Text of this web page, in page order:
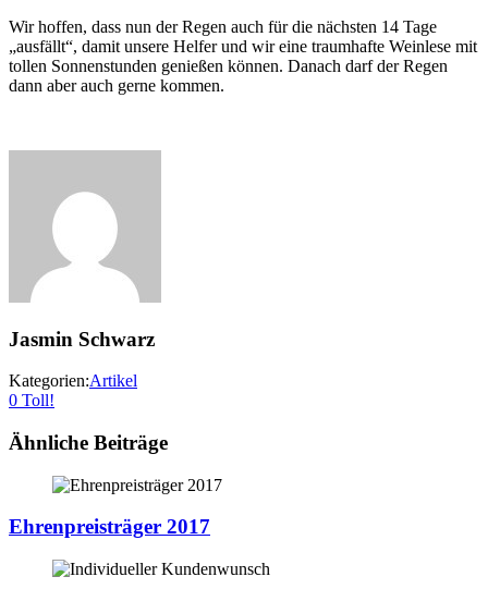
Wir hoffen, dass nun der Regen auch für die nächsten 14 Tage
„ausfällt“, damit unsere Helfer und wir eine traumhafte Weinlese mit
tollen Sonnenstunden genießen können. Danach darf der Regen
dann aber auch gerne kommen.
Jasmin Schwarz
Kategorien:Artikel
0 Toll!
Ähnliche Beiträge
Ehrenpreisträger 2017